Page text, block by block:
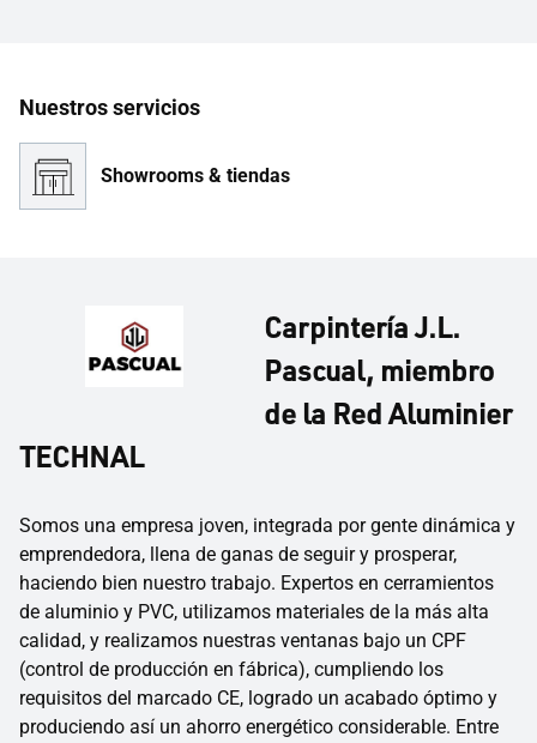
Nuestros servicios
Showrooms & tiendas
Carpintería J.L.
Pascual, miembro
de la Red Aluminier
TECHNAL
Somos una empresa joven, integrada por gente dinámica y
emprendedora, llena de ganas de seguir y prosperar,
haciendo bien nuestro trabajo. Expertos en cerramientos
de aluminio y PVC, utilizamos materiales de la más alta
calidad, y realizamos nuestras ventanas bajo un CPF
(control de producción en fábrica), cumpliendo los
requisitos del marcado CE, logrado un acabado óptimo y
produciendo así un ahorro energético considerable. Entre